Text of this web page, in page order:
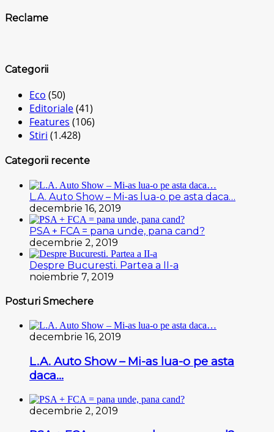
Reclame
Categorii
Eco (50)
Editoriale(41)
Features (106)
Stiri (1.428)
Categorii recente
L.A. Auto Show – Mi-as lua-o pe asta daca…
decembrie 16, 2019
PSA + FCA = pana unde, pana cand?
decembrie 2, 2019
Despre Bucuresti. Partea a II-a
noiembrie 7, 2019
Posturi Smechere
decembrie 16, 2019
L.A. Auto Show – Mi-as lua-o pe asta
daca…
decembrie 2, 2019